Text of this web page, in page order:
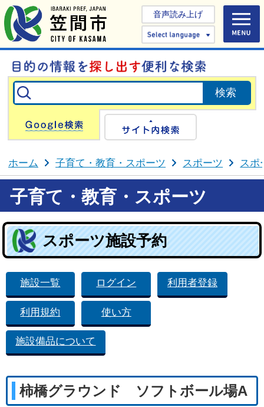
音声読み上げ
Select
Google検索
ホーム 子育て・教育・スポーツ スポーツ スポ
子育て・教育・スポーツ
スポーツ施設予約
施設一覧 ログイン 利用者登録
利用規約 使い方
施設備品について
柿橋グラウンド ソフトボール場A